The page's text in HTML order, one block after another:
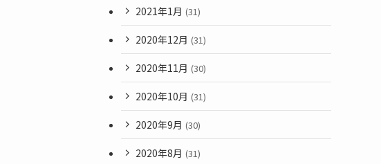
2021年1月 (31)
2020年12月 (31)
2020年11月 (30)
2020年10月 (31)
2020年9月 (30)
2020年8月 (31)